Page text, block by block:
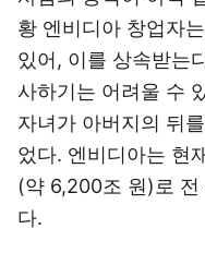
황 엔비디아 창업자
있어, 이를 상속받는
사하기는 어려울 수
자녀가 아버지의 뒤
었다. 엔비디아는 현
(약 6,200조 원)로 전
다.